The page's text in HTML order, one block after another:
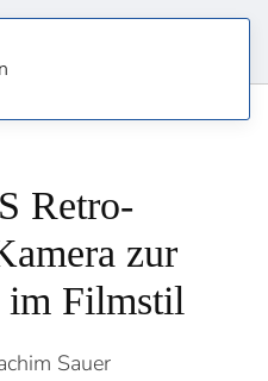
Retro-
zur
im Filmstil
Sauer